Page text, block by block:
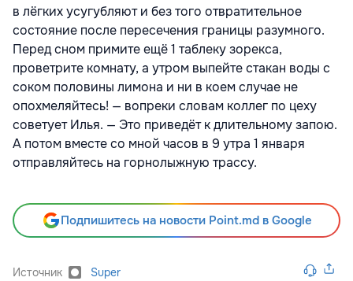
в лёгких усугубляют и без того отвратительное
состояние после пересечения границы разумного.
Перед сном примите ещё 1 таблеку зорекса,
проветрите комнату, а утром выпейте стакан воды с
соком половины лимона и ни в коем случае не
опохмеляйтесь! — вопреки словам коллег по цеху
советует Илья. — Это приведёт к длительному запою.
А потом вместе со мной часов в 9 утра 1 января
отправляйтесь на горнолыжную трассу.
Подпишитесь на новости Point.md в Google
Источник Super